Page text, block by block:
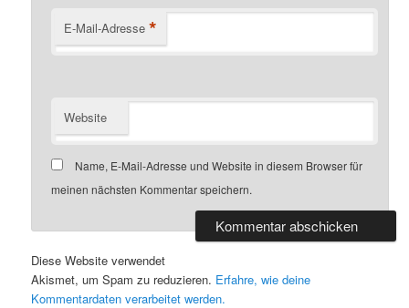
E-Mail-Adresse *
Website
Name, E-Mail-Adresse und Website in diesem Browser für
meinen nächsten Kommentar speichern.
Diese Website verwendet
Akismet, um Spam zu reduzieren. Erfahre, wie deine
Kommentardaten verarbeitet werden.